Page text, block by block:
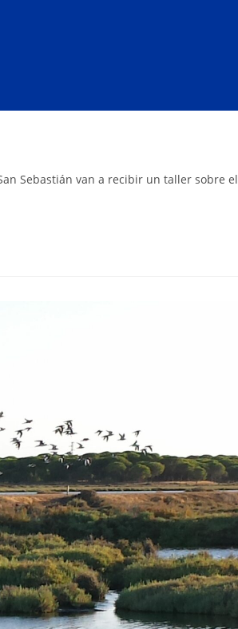
Sebastián van a recibir un taller sobre el